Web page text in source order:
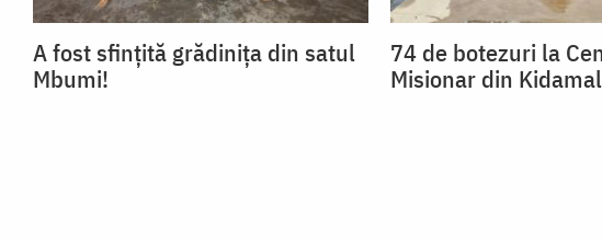
A fost sfințită grădinița din satul
Mbumi!
74 de botezuri la
Misionar din